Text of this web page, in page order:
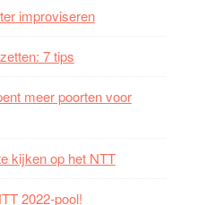
improviseren
7 tips
meer poorten voor
kijken op het NTT
2022-pool!